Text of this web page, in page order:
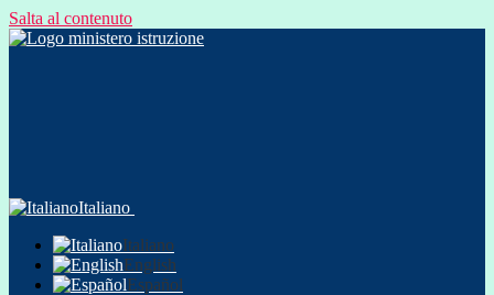
Salta al contenuto
Italiano
Italiano
English
Español